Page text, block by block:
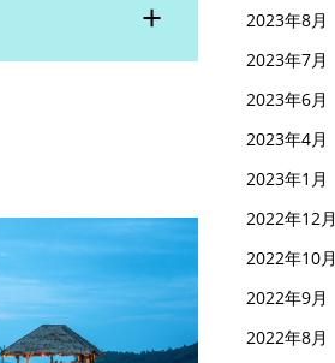
2023年8月
2023年7月
2023年6月
2023年4月
2023年1月
2022年12月
2022年10月
2022年9月
2022年8月